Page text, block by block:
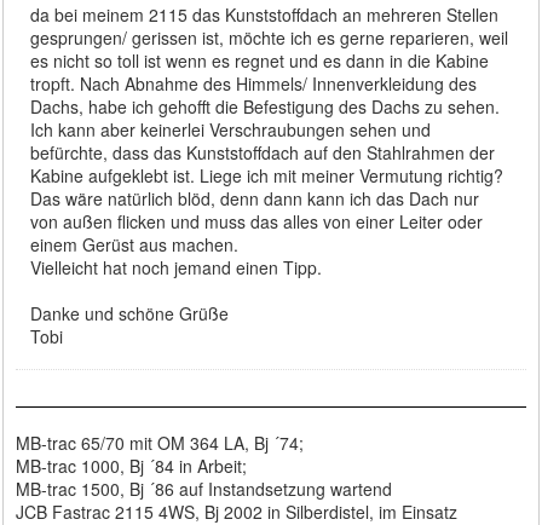
da bei meinem 2115 das Kunststoffdach an mehreren Stellen
gesprungen/ gerissen ist, möchte ich es gerne reparieren, weil
es nicht so toll ist wenn es regnet und es dann in die Kabine
tropft. Nach Abnahme des Himmels/ Innenverkleidung des
Dachs, habe ich gehofft die Befestigung des Dachs zu sehen.
Ich kann aber keinerlei Verschraubungen sehen und
befürchte, dass das Kunststoffdach auf den Stahlrahmen der
Kabine aufgeklebt ist. Liege ich mit meiner Vermutung richtig?
Das wäre natürlich blöd, denn dann kann ich das Dach nur
von außen flicken und muss das alles von einer Leiter oder
einem Gerüst aus machen.
Vielleicht hat noch jemand einen Tipp.
Danke und schöne Grüße
Tobi
MB-trac 65/70 mit OM 364 LA, Bj ´74;
MB-trac 1000, Bj ´84 in Arbeit;
MB-trac 1500, Bj ´86 auf Instandsetzung wartend
JCB Fastrac 2115 4WS, Bj 2002 in Silberdistel, im Einsatz